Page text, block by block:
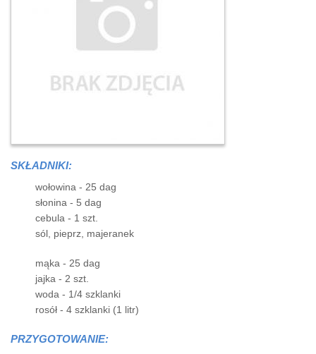
SKŁADNIKI:
wołowina - 25 dag
słonina - 5 dag
cebula - 1 szt.
sól, pieprz, majeranek
mąka - 25 dag
jajka - 2 szt.
woda - 1/4 szklanki
rosół - 4 szklanki (1 litr)
PRZYGOTOWANIE: